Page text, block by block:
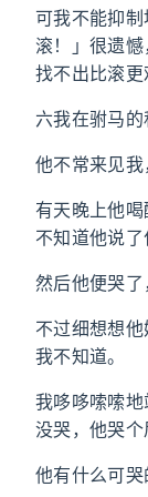
可我不能抑
滚！」很遗
找不出比滚更
六我在驸马的
他不常来见我
有天晚上他
不知道他说了
然后他便哭了
不过细想想
我不知道。
我哆哆嗦嗦
没哭，他哭个
他有什么可哭